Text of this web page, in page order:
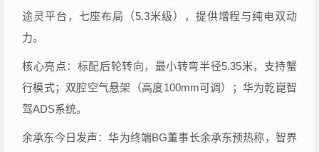
途灵平台，七座布局（5.3米级），提供增程与纯电双动
力。
核心亮点：标配后轮转向，最小转弯半径5.35米，支持蟹
行模式；双腔空气悬架（高度100mm可调）；华为乾崑智
驾ADS系统。
余承东今日发声：华为终端BG董事长余承东预热称，智界